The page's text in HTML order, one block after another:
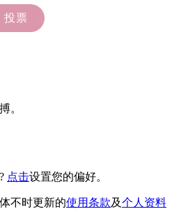
。
点击设置您的偏好。
不时更新的使用条款及个人资料